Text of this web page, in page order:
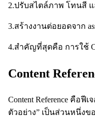
2.ปรับสไตล์ภาพ โทนสี
3.สร้างงานต่อยอดจาก
4.สำคัญที่สุดคือ การใช้
Content
Content Reference คือฟี
ตัวอย่าง” เป็นส่วนหนึ่งข